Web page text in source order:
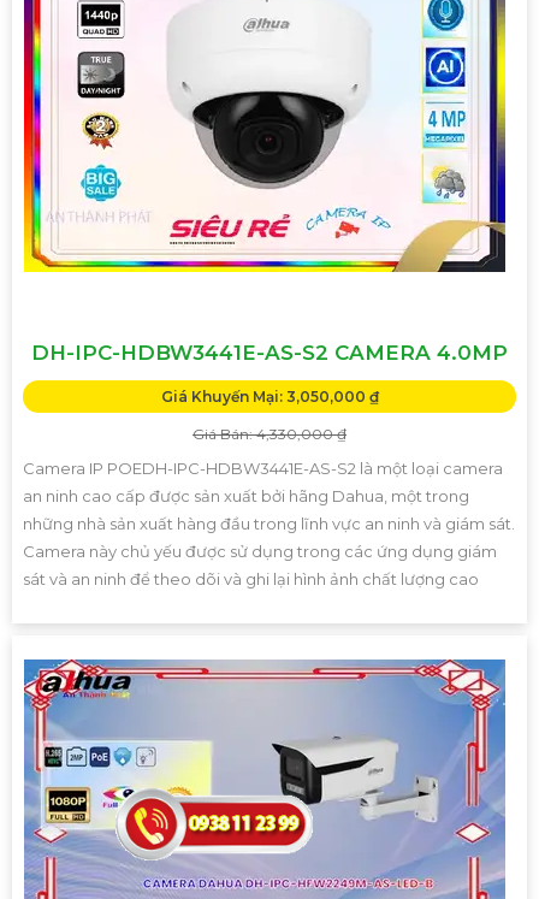
DH-IPC-HDBW3441E-AS-S2 CAMERA 4.0MP
Giá Khuyến Mại: 3,050,000 ₫
Giá Bán: 4,330,000 ₫
Camera IP POEDH-IPC-HDBW3441E-AS-S2 là một loại camera
an ninh cao cấp được sản xuất bởi hãng Dahua, một trong
những nhà sản xuất hàng đầu trong lĩnh vực an ninh và giám sát.
Camera này chủ yếu được sử dụng trong các ứng dụng giám
sát và an ninh để theo dõi và ghi lại hình ảnh chất lượng cao